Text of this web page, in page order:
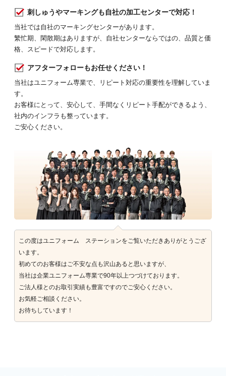
刺しゅうやマーキングも自社の加工センターで対応！
当社では自社のマーキングセンターがあります。
繁忙期、閑散期はありますが、自社センターならではの、品質と価
格、スピードで対応します。
アフターフォローもお任せください！
当社はユニフォーム専業で、リピート対応の重要性を理解していま
す。
お客様にとって、安心して、手間なくリピート手配ができるよう、
社内のインフラも整っています。
ご安心ください。
この度はユニフォーム ステーションをご覧いただきありがとうござ
います。
初めてのお客様はご不安な点も沢山あると思いますが、
当社は企業ユニフォーム専業で90年以上つづけております。
ご法人様とのお取引実績も豊富ですのでご安心ください。
お気軽ご相談ください。
お待ちしています！